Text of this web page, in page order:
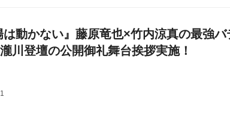
は動かない』藤原竜也×竹内涼真の最強バ
川登壇の公開御礼舞台挨拶実施！